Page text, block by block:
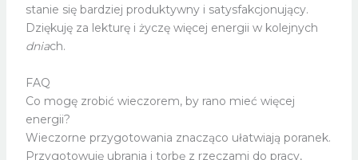
stanie się bardziej produktywny i satysfakcjonujący.
Dziękuję za lekturę i życzę więcej energii w kolejnych
dniach.
FAQ
Co mogę zrobić wieczorem, by rano mieć więcej
energii?
Wieczorne przygotowania znacząco ułatwiają poranek.
Przygotowuję ubrania i torbę z rzeczami do pracy,